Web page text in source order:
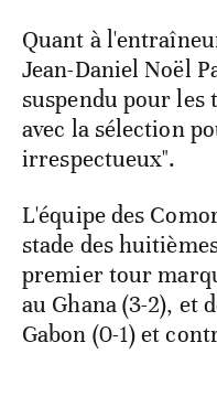
Quant à
Jean-Daniel Noël
suspendu pour
avec la sélection
irrespectueux".
L'équipe des
stade des
premier tour
au Ghana (3-2), et
Gabon (0-1) et